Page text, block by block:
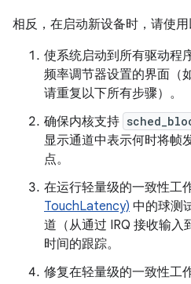
相反，在启动新设备时，请使用
使系统启动到所有驱动程
频率调节器设置的界面（
请重复以下所有步骤）。
确保内核支持
显示通道中表示何时将帧
点。
在运行轻量级的一致性工
TouchLatency) 中的球测
道（从通过 IRQ 接收输入
时间的跟踪。
修复在轻量级的一致性工